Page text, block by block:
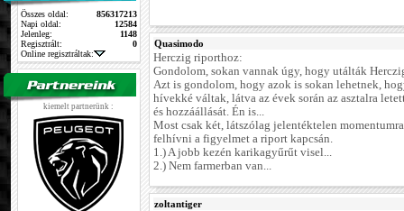
Összes oldal:
856317213
Napi oldal:
12584
Jelenleg:
1148
Regisztrált:
0
Online regisztráltak:
kiemelt partnerünk :
Quasimodo
Herczig riporthoz:
Gondolom, sokan vannak úgy, hogy utálták
Azt is gondolom, hogy azok is sokan lehetnek,
hívekké váltak, látva az évek során az asztalra
és hozzáállását. Én is...
Most csak két, látszólag jelentéktelen
felhívni a figyelmet a riport kapcsán.
1.) A jobb kezén karikagyűrűt visel...
2.) Nem farmerban van...
zoltantiger